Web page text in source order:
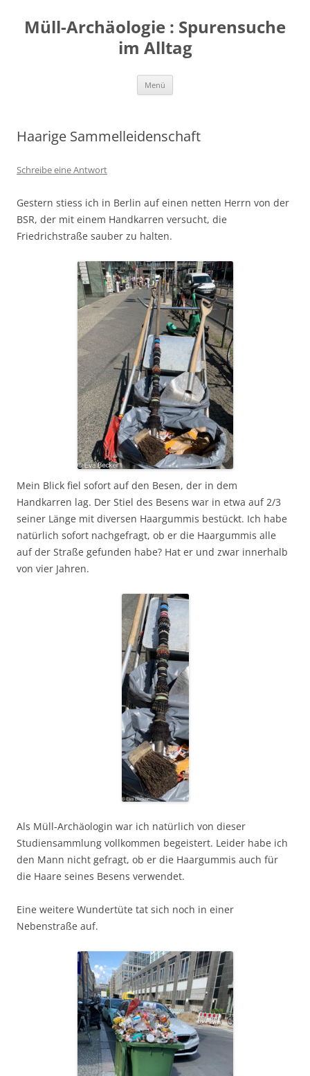
springen
Müll-Archäologie : Spurensuche
im Alltag
Menü
Haarige Sammelleidenschaft
Schreibe eine Antwort
Gestern stiess ich in Berlin auf einen netten Herrn von der
BSR, der mit einem Handkarren versucht, die
Friedrichstraße sauber zu halten.
Mein Blick fiel sofort auf den Besen, der in dem
Handkarren lag. Der Stiel des Besens war in etwa auf 2/3
seiner Länge mit diversen Haargummis bestückt. Ich habe
natürlich sofort nachgefragt, ob er die Haargummis alle
auf der Straße gefunden habe? Hat er und zwar innerhalb
von vier Jahren.
Als Müll-Archäologin war ich natürlich von dieser
Studiensammlung vollkommen begeistert. Leider habe ich
den Mann nicht gefragt, ob er die Haargummis auch für
die Haare seines Besens verwendet.
Eine weitere Wundertüte tat sich noch in einer
Nebenstraße auf.